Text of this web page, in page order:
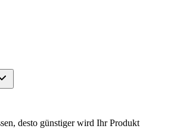
desto günstiger wird Ihr Produkt